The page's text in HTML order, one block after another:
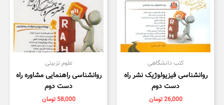
کتب دانشگاهی
روانشناسی فیزیولوژیک نشر راه
دست دوم
26,000تومان
علوم تزبیتی
روانشناسی راهنمایی مشاوره راه
دست دوم
58,000 تومان